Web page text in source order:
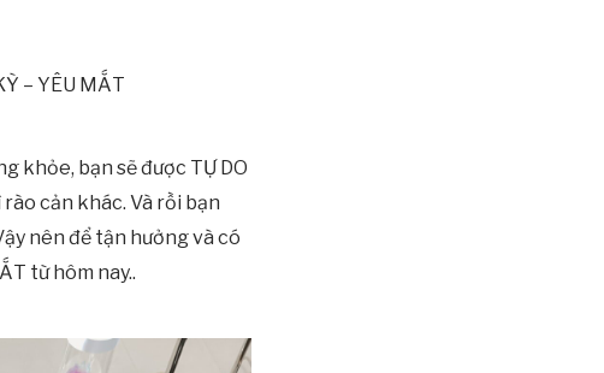
– YÊU MẮT
khỏe, bạn sẽ được TỰ DO
cản khác. Và rồi bạn
nên để tận hưởng và có
từ hôm nay..